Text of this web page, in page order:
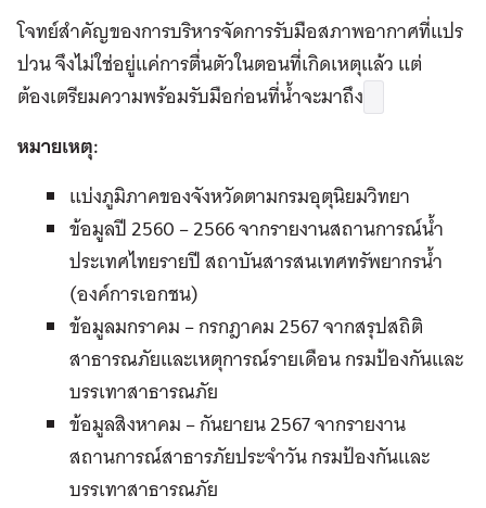
โจทย์สำคัญของการบริหารจัดการรับมือสภาพอากาศที่แปร
ปวน จึงไม่ใช่อยู่แค่การตื่นตัวในตอนที่เกิดเหตุแล้ว แต่
ต้องเตรียมความพร้อมรับมือก่อนที่น้ำจะมาถึง
หมายเหตุ:
แบ่งภูมิภาคของจังหวัดตามกรมอุตุนิยมวิทยา
ข้อมูลปี 2560 – 2566 จากรายงานสถานการณ์น้ำ
ประเทศไทยรายปี สถาบันสารสนเทศทรัพยากรน้ำ
(องค์การเอกชน)
ข้อมูลมกราคม – กรกฎาคม 2567 จากสรุปสถิติ
สาธารณภัยและเหตุการณ์รายเดือน กรมป้องกันและ
บรรเทาสาธารณภัย
ข้อมูลสิงหาคม – กันยายน 2567 จากรายงาน
สถานการณ์สาธารภัยประจำวัน กรมป้องกันและ
บรรเทาสาธารณภัย